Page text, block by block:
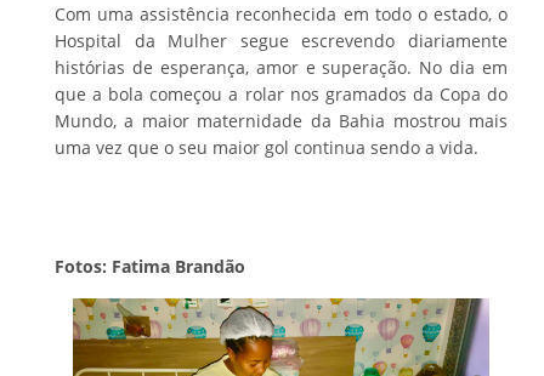
Com uma assistência reconhecida em todo o estado, o
Hospital da Mulher segue escrevendo diariamente
histórias de esperança, amor e superação. No dia em
que a bola começou a rolar nos gramados da Copa do
Mundo, a maior maternidade da Bahia mostrou mais
uma vez que o seu maior gol continua sendo a vida.
Fotos: Fatima Brandão